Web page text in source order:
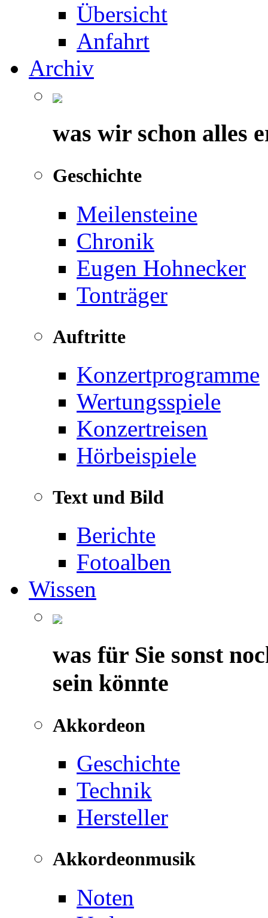
Übersicht
Anfahrt
Archiv
was wir schon alles
Geschichte
Meilensteine
Chronik
Eugen Hohnecker
Tonträger
Auftritte
Konzertprogramme
Wertungsspiele
Konzertreisen
Hörbeispiele
Text und Bild
Berichte
Fotoalben
Wissen
was für Sie sonst
sein könnte
Akkordeon
Geschichte
Technik
Hersteller
Akkordeonmusik
Noten